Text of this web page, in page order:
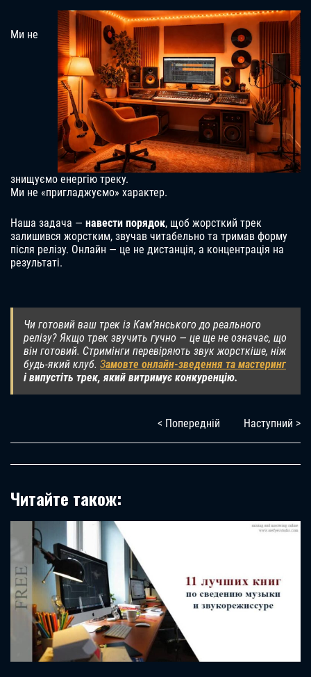
Ми не
знищуємо енергію треку.
Ми не «пригладжуємо» характер.
Наша задача — навести порядок, щоб жорсткий трек
залишився жорстким, звучав читабельно та тримав форму
після релізу. Онлайн — це не дистанція, а концентрація на
результаті.
Чи готовий ваш трек із Кам’янського до реального
релізу? Якщо трек звучить гучно — це ще не означає, що
він готовий. Стримінги перевіряють звук жорсткіше, ніж
будь-який клуб. Замовте онлайн-зведення та мастеринг
і випустіть трек, який витримує конкуренцію.
< Попередній Наступний >
Читайте також: